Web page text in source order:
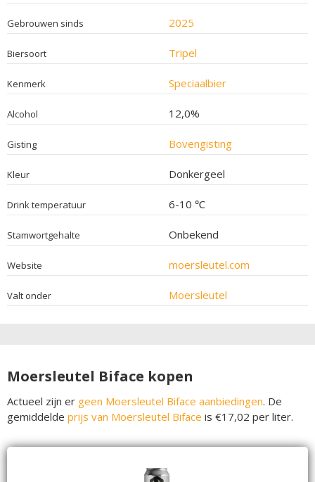
Gebrouwen sinds 2025
Biersoort Tripel
Kenmerk Speciaalbier
Alcohol 12,0%
Gisting Bovengisting
Kleur Donkergeel
Drink temperatuur 6-10 ℃
Stamwortgehalte Onbekend
Website moersleutel.com
Valt onder Moersleutel
Moersleutel Biface kopen
Actueel zijn er geen Moersleutel Biface aanbiedingen. De
gemiddelde prijs van Moersleutel Biface is €17,02 per liter.